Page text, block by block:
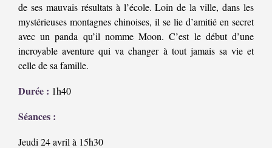
de ses mauvais résultats à l’école. Loin de la ville, dans les
mystérieuses montagnes chinoises, il se lie d’amitié en secret
avec un panda qu’il nomme Moon. C’est le début d’une
incroyable aventure qui va changer à tout jamais sa vie et
celle de sa famille.
Durée : 1h40
Séances :
Jeudi 24 avril à 15h30